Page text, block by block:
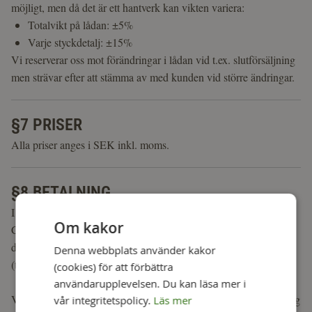
möjligt, men då det är ett hantverk kan vikten variera:
Totalvikt på lådan: ±5%
Varje styckdetalj: ±15%
Vi reserverar oss mot förändringar i lådan vid t.ex. slutförsäljning
men strävar efter att stämma av med kunden vid större ändringar.
§7 PRISER
Alla priser anges i SEK inkl. moms.
§8 BETALNING
I samarbete med Walley erbjuder vi betalning via Walley
Checkout. Där kan du välja mellan olika betalsätt såsom Swish,
direktbetalning, kortbetalning, faktura och delbetalning
(tillgängliga alternativ kan variera).
Vid kortköp kommer en reservation av beloppet göras. Debitering
Om kakor
Denna webbplats använder kakor
(cookies) för att förbättra
användarupplevelsen. Du kan läsa mer i
vår integritetspolicy. Läs mer